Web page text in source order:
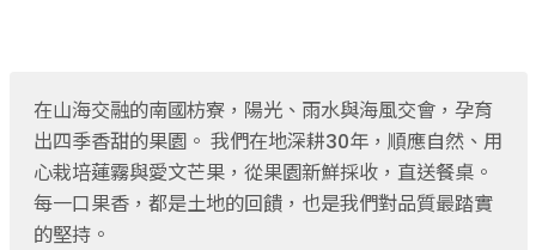
咖啡
花果茶飲
加工飲品
花卉
加工生活用品
在山海交融的南國枋寮，陽光、雨水與海風交會，孕育
出四季香甜的果園。 我們在地深耕30年，順應自然、用
心栽培蓮霧與愛文芒果，從果園新鮮採收，直送餐桌。
每一口果香，都是土地的回饋，也是我們對品質最踏實
的堅持。